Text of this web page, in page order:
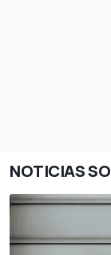
NOTICIAS